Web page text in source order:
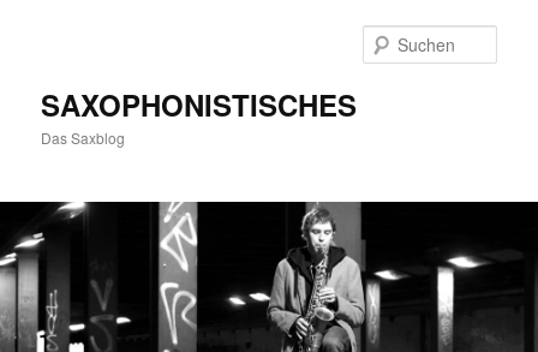
SAXOPHONISTISCHES
Das Saxblog